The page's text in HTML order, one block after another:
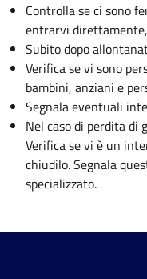
Controlla se ci sono
entrarvi
Subito dopo
Verifica se vi sono
bambini, anziani e
Segnala eventuali
Nel caso di perdita di
Verifica se vi è un
chiudilo. Segnala
specializzato.